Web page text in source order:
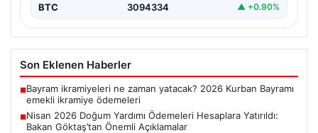
BTC 3094334 ▲ +0.90%
Son Eklenen Haberler
■Bayram ikramiyeleri ne zaman yatacak? 2026 Kurban Bayramı
emekli ikramiye ödemeleri
■Nisan 2026 Doğum Yardımı Ödemeleri Hesaplara Yatırıldı:
Bakan Göktaş’tan Önemli Açıklamalar